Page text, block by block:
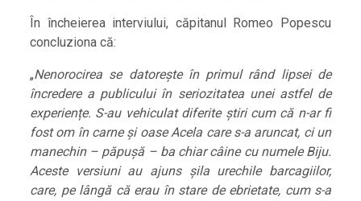
În încheierea interviului, căpitanul Romeo Popescu
concluziona că:
„Nenorocirea se datorește în primul rând lipsei de
încredere a publicului în seriozitatea unei astfel de
experiențe. S-au vehiculat diferite știri cum că n-ar fi
fost om în carne și oase Acela care s-a aruncat, ci un
manechin – păpușă – ba chiar câine cu numele Biju.
Aceste versiuni au ajuns șila urechile barcagiilor,
care, pe lângă că erau în stare de ebrietate, cum s-a